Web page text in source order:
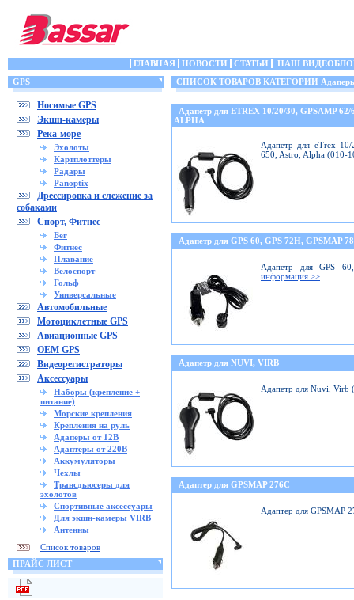
ГЛАВНАЯ НОВОСТИ СТАТЬИ
НАШ
GPS
Носимые GPS
Экшн-камеры
Река-море
Эхолоты
Картплоттеры
Радары
Panoptix
Дрессировка и слежение за
собаками
Спорт, Фитнес
Бег
Фитнес
Плавание
Велоспорт
Гольф
Универсальные
Автомобильные
Мотоциклетные GPS
Авиационные GPS
OEM GPS
Видеорегистраторы
Аксессуары
Наборы (крепление +
питание)
Морские крепления
Крепления на руль
Адаперы от 12В
Адаптеры от 220В
Аккумуляторы
Чехлы
Трансдьюсеры для
эхолотов
Спортивные аксессуары
Для экшн-камеры VIRB
Антенны
Список товаров
ПРАЙС ЛИСТ
СПИСОК ТОВАРОВ КАТЕГОРИИ Адаперы
Адапетр для ETREX 10/20/30, GPSAMP
ALPHA
Адапетр для eTrex
650, Astro, Alpha (010-
Адапетр для GPS 60, GPS 72H, GPSMAP
Адапетр для GPS
информация >>
Адапетр для NUVI, VIRB
Адапетр для Nuvi,
Адаптер для GPSMAP 276C
Адаптер для GPSMAP